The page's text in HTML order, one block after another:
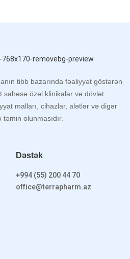
tibb bazarında fəaliyyət göstərən
sahəsə özəl klinikalar və dövlət
malları, cihazlar, alətlər və digər
olunmasıdır.
Dəstək
+994 (55) 200 44 70
office@terrapharm.az